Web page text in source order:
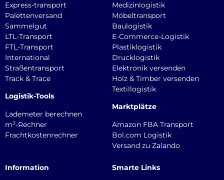
Express-transport
Palettenversand
Sammelgut
LTL-Transport
FTL-Transport
International
Straßentransport
Track & Trace
Logistik-Tools
Lademeter berechnen
m³-Rechner
Frachtkostenrechner
Medizinlogistik
Möbeltransport
Baulogistik
E-Commerce-Logistik
Plastiklogistik
Drucklogistik
Elektronik versenden
Holz & Timber versenden
Textillogistik
Marktplätze
Amazon FBA Transport
Bol.com Logistik
Versand zu Zalando
Information
Smarte Links